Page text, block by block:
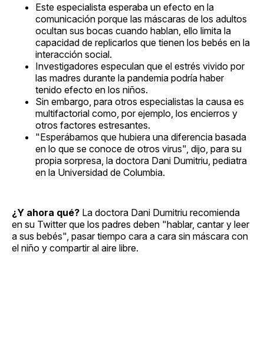
Este especialista esperaba un efecto en la
comunicación porque las máscaras de los adultos
ocultan sus bocas cuando hablan, ello limita la
capacidad de replicarlos que tienen los bebés en la
interacción social.
Investigadores especulan que el estrés vivido por
las madres durante la pandemia podría haber
tenido efecto en los niños.
Sin embargo, para otros especialistas la causa es
multifactorial como, por ejemplo, los encierros y
otros factores estresantes.
"Esperábamos que hubiera una diferencia basada
en lo que se conoce de otros virus", dijo, para su
propia sorpresa, la doctora Dani Dumitriu, pediatra
en la Universidad de Columbia.
¿Y ahora qué? La doctora Dani Dumitriu recomienda
en su Twitter que los padres deben "hablar, cantar y leer
a sus bebés", pasar tiempo cara a cara sin máscara con
el niño y compartir al aire libre.